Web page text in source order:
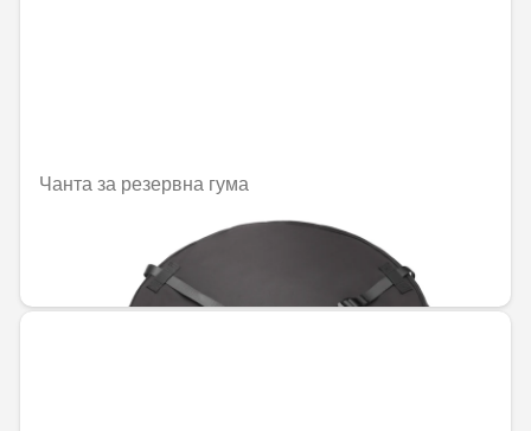
Чанта за резервна гума
97,28 € / 190,27 лв.